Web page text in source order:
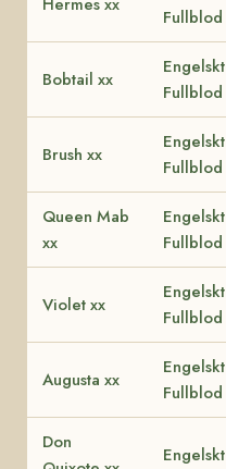
Fullblod
Bobtail xx
Engelskt
Fullblod
Brush xx
Engelskt
Fullblod
Queen Mab
xx
Engelskt
Fullblod
Violet xx
Engelskt
Fullblod
Augusta xx
Engelskt
Fullblod
Don
Engelskt